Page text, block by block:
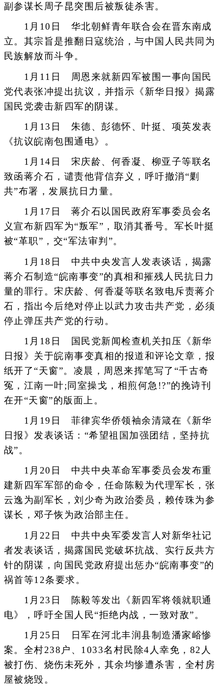
副参谋长周子昆突围后被叛徒杀害。
1月10日 华北朝鲜青年联合会在晋东南成
立。其宗旨是推翻日寇统治，与中国人民共同为
民族解放而斗争。
1月11日 周恩来就新四军被围一事向国民
党代表张冲提出抗议，并指示《新华日报》揭露
国民党袭击新四军的阴谋。
1月13日 朱德、彭德怀、叶挺、项英发表
《抗议皖南包围通电》。
1月14日 宋庆龄、何香凝、柳亚子等联名
致函蒋介石，谴责他背信弃义，呼吁撤消“剿
共”布署，发展抗日力量。
1月17日 蒋介石以国民政府军事委员会名
义宣布新四军为“叛军”，取消其番号。军长叶挺
被“革职”，交“军法审判”。
1月18日 中共中央发言人发表谈话，揭露
蒋介石制造“皖南事变”的真相和摧残人民抗日力
量的罪行。宋庆龄、何香凝等联名致电斥责蒋介
石，指出今后绝对停止以武力攻击共产党，必须
停止弹压共产党的行动。
1月18日 国民党新闻检查机关扣压《新华
日报》关于皖南事变真相的报道和评论文章，报
纸开了“天窗”。凌晨，周恩来挥笔写了“千古奇
冤，江南一叶;同室操戈，相煎何急!?”的挽诗刊
在开“天窗”的版面上。
1月19日 菲律宾华侨领袖余清箴在《新华
日报》发表谈话：“希望祖国加强团结，坚持抗
战”。
1月20日 中共中央革命军事委员会发布重
建新四军军部的命令，任命陈毅为代理军长，张
云逸为副军长，刘少奇为政治委员，赖传珠为参
谋长，邓子恢为政治部主任。
1月22日 中共中央军委发言人对新华社记
者发表谈话，揭露国民党破坏抗战、实行反共方
针的阴谋，向国民党政府提出惩办“皖南事变”的
祸首等12条要求。
1月23日 陈毅等发出《新四军将领就职通
电》，呼吁全国人民“拒绝内战，一致对敌”。
1月25日 日军在河北丰润县制造潘家峪惨
案。全村238户、1033名村民除4人幸免，82人
被打伤、烧伤未死外，其余均惨遭杀害，全村房
屋被烧毁。